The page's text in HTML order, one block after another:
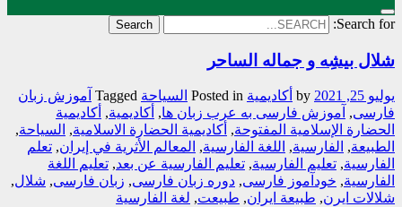
Search for:
شلال بیشِه و جماله الساحر
يوليو 25, 2021 أکادیمیة Posted in السیاحة Tagged آموزش زبان
فارسی, آموزش فارسی به عرب زبان ها, أکادیمیة, أکادیمیة
الحضارة الإسلامیة المفتوحة, أکادیمیة الحضارة الاسلامیة, السیاحة,
الطبیعة, الفارسیة, اللغة الفارسیة, المعالم الأثریة في إیران, تعلم
الفارسیة, تعلیم الفارسیة, تعلیم الفارسیة عن بعد, تعلیم اللغة
الفارسیة, خودآموز فارسی, دوره زبان فارسی, زبان فارسی, شلال,
شلالات ایرن, طبیعة ایران, طبیعت, لغة الفارسیة